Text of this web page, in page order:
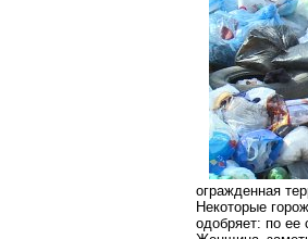
огражденная
Некоторые
одобряет: по ее